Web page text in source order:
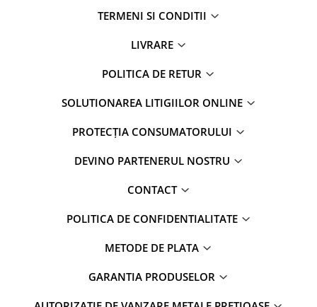
TERMENI SI CONDITII
LIVRARE
POLITICA DE RETUR
SOLUTIONAREA LITIGIILOR ONLINE
PROTECȚIA CONSUMATORULUI
DEVINO PARTENERUL NOSTRU
CONTACT
POLITICA DE CONFIDENTIALITATE
METODE DE PLATA
GARANTIA PRODUSELOR